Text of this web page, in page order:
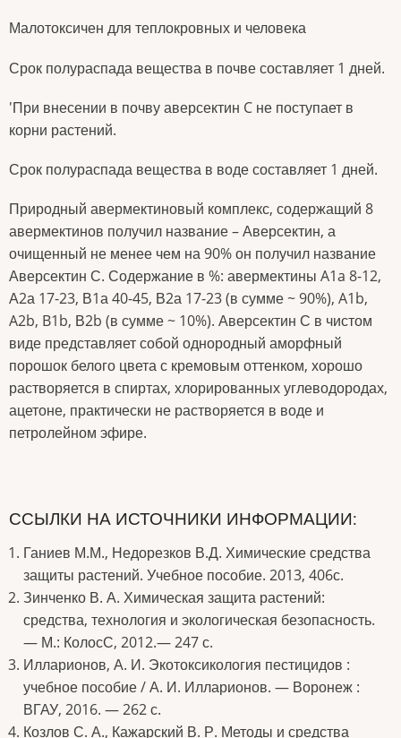
Малотоксичен для теплокровных и человека
Срок полураспада вещества в почве составляет 1 дней.
'При внесении в почву аверсектин C не поступает в
корни растений.
Срок полураспада вещества в воде составляет 1 дней.
Природный авермектиновый комплекс, содержащий 8
авермектинов получил название – Аверсектин, а
очищенный не менее чем на 90% он получил название
Аверсектин С. Содержание в %: авермектины A1a 8-12,
А2а 17-23, В1а 40-45, В2а 17-23 (в сумме ~ 90%), A1b,
A2b, B1b, В2b (в сумме ~ 10%). Аверсектин С в чистом
виде представляет собой однородный аморфный
порошок белого цвета с кремовым оттенком, хорошо
растворяется в спиртах, хлорированных углеводородах,
ацетоне, практически не растворяется в воде и
петролейном эфире.
ССЫЛКИ НА ИСТОЧНИКИ ИНФОРМАЦИИ:
Ганиев М.М., Недорезков В.Д. Химические средства
защиты растений. Учебное пособие. 2013, 406с.
Зинченко В. А. Химическая защита растений:
средства, технология и экологическая безопасность.
— М.: КолосС, 2012.— 247 с.
Илларионов, А. И. Экотоксикология пестицидов :
учебное пособие / А. И. Илларионов. — Воронеж :
ВГАУ, 2016. — 262 с.
Козлов С. А., Кажарский В. Р. Методы и средства